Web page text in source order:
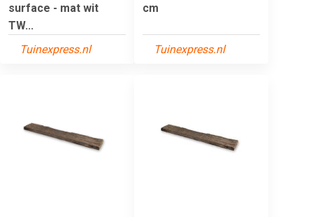
surface - mat wit
TW...
Tuinexpress.nl
cm
Tuinexpress.nl